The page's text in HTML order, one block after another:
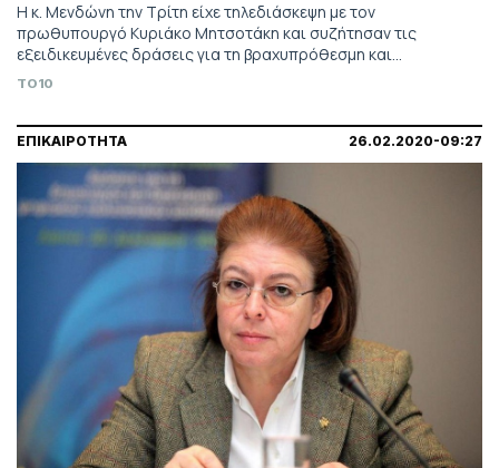
Η κ. Μενδώνη την Τρίτη είχε τηλεδιάσκεψη με τον
πρωθυπουργό Κυριάκο Μητσοτάκη και συζήτησαν τις
εξειδικευμένες δράσεις για τη βραχυπρόθεσμη και
μεσοπρόθεσμη στήριξη του κλάδου.
TO10
ΕΠΙΚΑΙΡΟΤΗΤΑ 26.02.2020-09:27